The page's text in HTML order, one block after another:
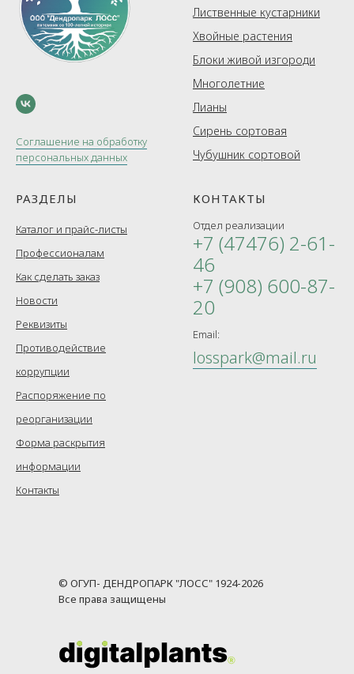
Соглашение на обработку
персональных данных
Лиственные кустарники
Хвойные растения
Блоки живой изгороди
Многолетние
Лианы
Сирень сортовая
Чубушник сортовой
РАЗДЕЛЫ
Каталог и прайс-листы
Профессионалам
Как сделать заказ
Новости
Реквизиты
Противодействие
коррупции
Распоряжение по
реорганизации
Форма раскрытия
информации
Контакты
КОНТАКТЫ
Отдел реализации
+7 (47476) 2-61-
46
+7 (908) 600-87-
20
Email:
losspark@mail.ru
© ОГУП- ДЕНДРОПАРК "ЛОСС" 1924-2026
Все права защищены